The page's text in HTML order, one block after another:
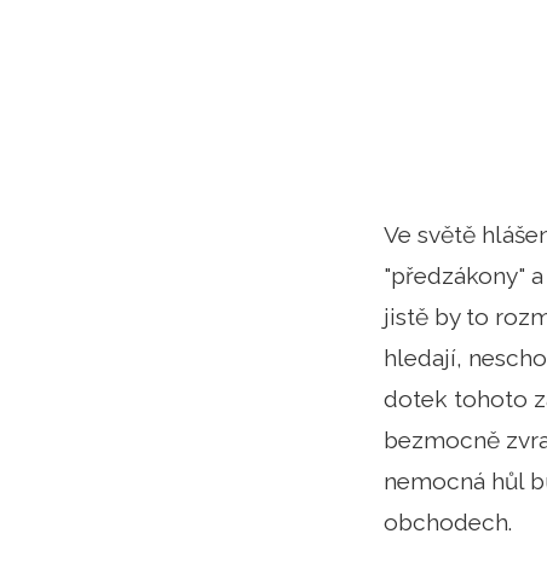
Ve světě
"předzákony"
jistě by to
hledají,
dotek tohoto
bezmocně
nemocná hůl
obchodech.